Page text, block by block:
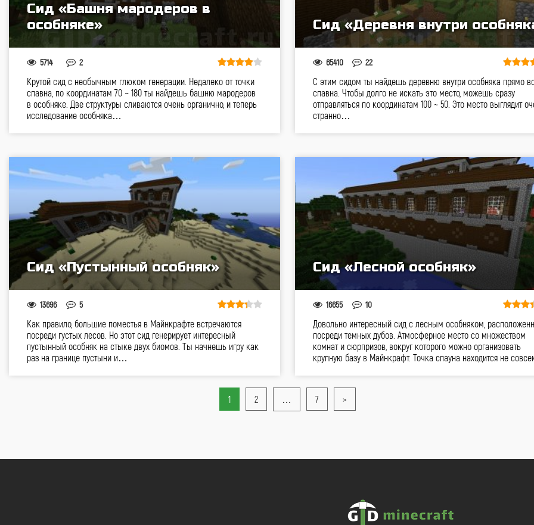
Cид «Башня мародеров в
особняке»
5714 2
Крутой сид с необычным глюком генерации. Недалеко от точки
спавна, по координатам 70 ~ 180 ты найдешь башню мародеров
в особняке. Две структуры сливаются очень органично, и теперь
исследование особняка…
Сид «Деревня внутри
65410 22
С этим сидом ты найдешь деревню внутри особняка прямо
спавна. Чтобы долго не искать это место, можешь сразу
отправляться по координатам 100 ~ 50. Это место выглядит
странно…
Сид «Пустынный особняк»
13696 5
Как правило, большие поместья в Майнкрафте встречаются
посреди густых лесов. Но этот сид генерирует интересный
пустынный особняк на стыке двух биомов. Ты начнешь игру как
раз на границе пустыни и…
Сид «Лесной особняк»
16655 10
Довольно интересный cид с лесным особняком,
посреди темных дубов. Атмосферное место со множеством
комнат и сюрпризов, вокруг которого можно организовать
крупную базу в Майнкрафт. Точка спауна находится не
1 2 … 7 >